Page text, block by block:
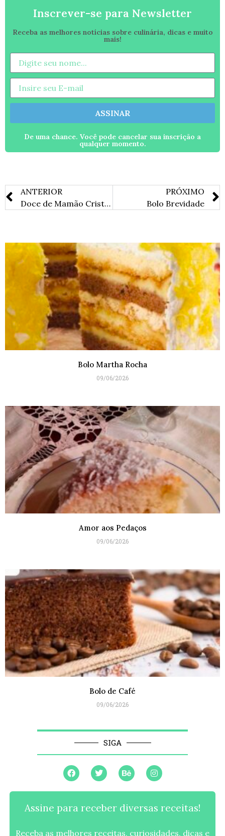
Inscrever-se para Newsletter
Receba as melhores notícias sobre culinária, dicas e muito
mais!
ASSINAR
De uma chance. Você pode cancelar sua inscrição a
qualquer momento.
ANTERIOR
Doce de Mamão Cristalizado da Cora Coralina
PRÓXIMO
Bolo Brevidade
Bolo Martha Rocha
09/06/2026
Amor aos Pedaços
09/06/2026
Bolo de Café
09/06/2026
SIGA
Assine para receber diversas receitas!
Receba as melhores receitas, curiosidades, dicas e